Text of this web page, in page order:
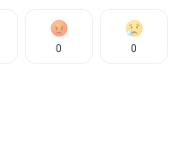
0 0